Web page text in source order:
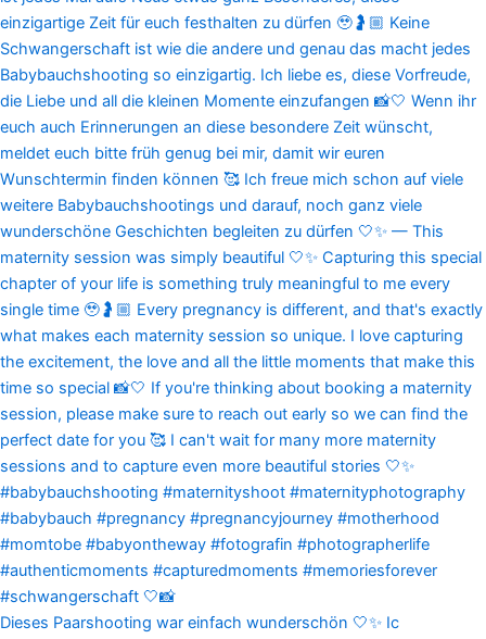
Dieses Paarshooting war einfach wunderschön 🤍✨ Ic